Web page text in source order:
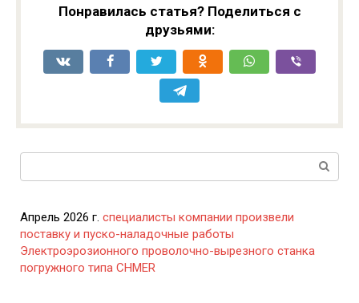
Понравилась статья? Поделиться с
друзьями:
Апрель 2026 г. специалисты компании произвели
поставку и пуско-наладочные работы
Электроэрозионного проволочно-вырезного станка
погружного типа CHMER